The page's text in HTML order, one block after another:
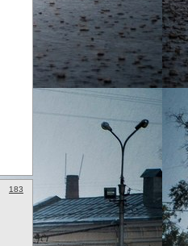
183